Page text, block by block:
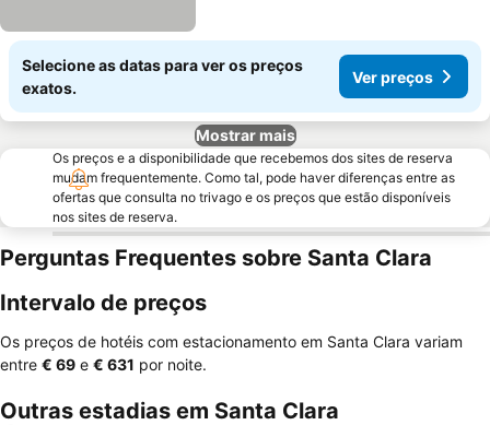
Selecione as datas para ver os preços
exatos.
Ver preços
Mostrar mais
Os preços e a disponibilidade que recebemos dos sites de reserva
mudam frequentemente. Como tal, pode haver diferenças entre as
ofertas que consulta no trivago e os preços que estão disponíveis
nos sites de reserva.
Perguntas Frequentes sobre Santa Clara
Intervalo de preços
Os preços de hotéis com estacionamento em Santa Clara variam
entre ‎€ 69 e ‎€ 631 por noite.
Outras estadias em Santa Clara